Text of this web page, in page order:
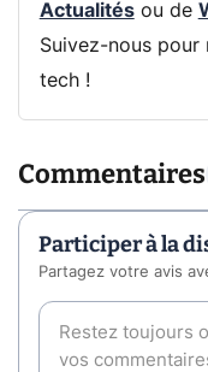
Actualitésou de
Suivez-nous pour
tech !
Commentaires
Participer à la
Partagez votre avis